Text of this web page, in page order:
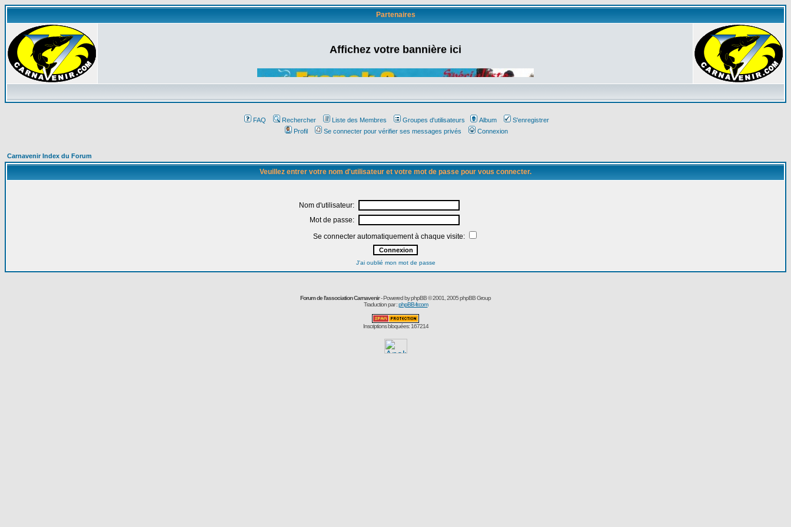
Partenaires
Affichez votre bannière ici
FAQ Rechercher Liste des Membres Groupes d'utilisateurs Album
S'enregistrer
Profil
Se connecter pour vérifier ses messages privés Connexion
Carnavenir Index du Forum
Veuillez entrer votre nom d'utilisateur et votre mot de passe pour vous connecter.
Nom d'utilisateur:
Mot de passe:
Se connecter automatiquement à chaque visite:
J'ai oublié mon mot de passe
Forum de l'association Carnavenir- Powered byphpBB© 2001, 2005 phpBB Group
Traduction par :phpBB-fr.com
Inscriptions bloquées: 167214